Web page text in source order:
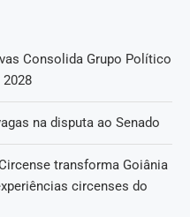
Consolida Grupo Político
na disputa ao Senado
transforma Goiânia
circenses do